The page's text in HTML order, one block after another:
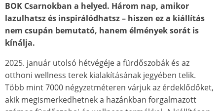
BOK Csarnokban a helyed. Három nap, amikor
lazulhatsz és inspirálódhatsz – hiszen ez a kiállítás
nem csupán bemutató, hanem élmények sorát is
kínálja.
2025. január utolsó hétvégéje a fürdőszobák és az
otthoni wellness terek kialakításának jegyében telik.
Több mint 7000 négyzetméteren várjuk az érdeklődőket,
akik megismerkedhetnek a hazánkban forgalmazott